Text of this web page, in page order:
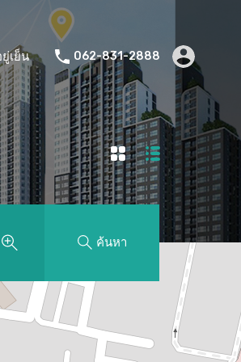
เย็น 062-831-2888
ค้นหา